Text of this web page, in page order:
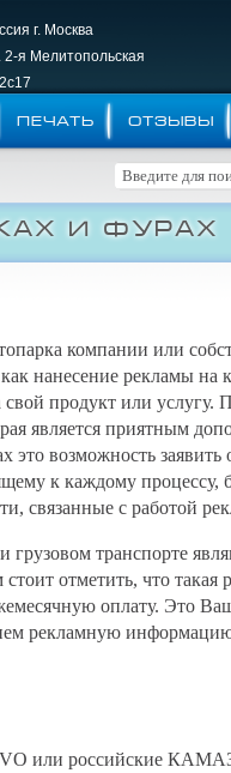
г. Москва
2-я Мелитопольская
ПЕЧАТЬ ОТЗЫВЫ
и фурах
компании или
нанесение рекламы на
продукт или услугу.
является приятным
это возможность заявить
к каждому процессу,
связанные с работой
транспорте
отметить, что такая
оплату. Это
нем рекламную
или российские